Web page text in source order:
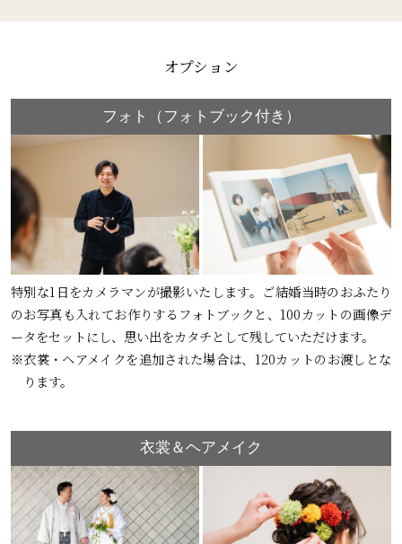
オプション
フォト（フォトブック付き）
特別な1日をカメラマンが撮影いたします。ご結婚当時のおふたり
のお写真も入れてお作りするフォトブックと、100カットの画像デ
ータをセットにし、思い出をカタチとして残していただけます。
※衣裳・ヘアメイクを追加された場合は、120カットのお渡しとな
ります。
衣裳＆ヘアメイク